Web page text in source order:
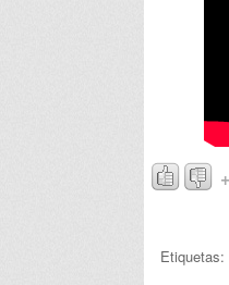
Etiquetas: